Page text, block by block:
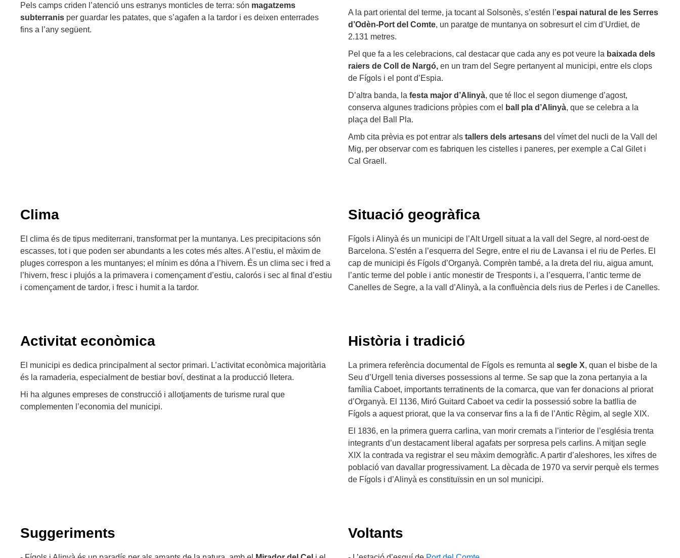
Pels camps criden l’atenció uns estranys monticles de terra: són magatzems
subterranis per guardar les patates, que s’agafen a la tardor i es deixen enterrades
fins a l’any següent.
A la part oriental del terme, ja tocant al Solsonès, s’estén l’espai natural de les Serres
d’Odèn-Port del Comte, un paratge de muntanya on sobresurt el cim d’Urdiet, de
2.131 metres.
Pel que fa a les celebracions, cal destacar que cada any es pot veure la baixada dels
raiers de Coll de Nargó, en un tram del Segre pertanyent al municipi, entre els clops
de Fígols i el pont d’Espia.
D’altra banda, la festa major d’Alinyà, que té lloc el segon diumenge d’agost,
conserva algunes tradicions pròpies com el
ball pla d’Alinyà, que se celebra a la
plaça del Ball Pla.
Amb cita prèvia es pot entrar als tallers dels artesans del vímet del nucli de la Vall del
Mig, per observar com es fabriquen les cistelles i paneres, per exemple a Cal Gilet i
Cal Graell.
Clima
El clima és de tipus mediterrani, transformat per la muntanya. Les precipitacions són
escasses, tot i que poden ser abundants a les cotes més altes. A l’estiu, el màxim de
pluges correspon a les muntanyes; el mínim es dóna a l’hivern. És un clima sec i fred a
l’hivern, fresc i plujós a la primavera i començament d’estiu, calorós i sec al final d’estiu
i començament de tardor, i fresc i humit a la tardor.
Situació geogràfica
Fígols i Alinyà és un municipi de l’Alt Urgell situat a la vall del Segre, al nord-oest de
Barcelona. S’estén a l’esquerra del Segre, entre el riu de Lavansa i el riu de Perles. El
cap de municipi és Fígols d’Organyà. Comprèn també, a la dreta del riu, aigua amunt,
l’antic terme del poble i antic monestir de Tresponts i, a l’esquerra, l’antic terme de
Canelles de Segre, a la vall d’Alinyà, a la confluència dels rius de Perles i de Canelles.
Activitat econòmica
El municipi es dedica principalment al sector primari. L’activitat econòmica majoritària
és la ramaderia, especialment de bestiar boví, destinat a la producció lletera.
Hi ha algunes empreses de construcció i allotjaments de turisme rural que
complementen l’economia del municipi.
Història i tradició
La primera referència documental de Fígols es remunta al segle X, quan el bisbe de la
Seu d’Urgell tenia diverses possessions al terme. Se sap que la zona pertanyia a la
família Caboet, importants terratinents de la comarca, que van fer donacions al priorat
d’Organyà. El 1136, Miró Guitard Caboet va cedir la possessió sobre la batllia de
Fígols a aquest priorat, que la va conservar fins a la fi de l’Antic Règim, al segle XIX.
El 1836, en la primera guerra carlina, van morir cremats a l’interior de l’església trenta
integrants d’un destacament liberal agafats per sorpresa pels carlins. A mitjan segle
XIX la contrada va registrar el seu màxim demogràfic. A partir d’aleshores, les xifres de
població van davallar progressivament. La dècada de 1970 va servir perquè els termes
de Fígols i d’Alinyà es constituïssin en un sol municipi.
Suggeriments Voltants